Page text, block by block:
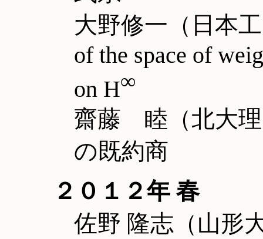
大野修一（日本
of the space of
on H∞
齋藤 睦（北大理
の既約商
２０１２年 春
佐野 隆志（山形